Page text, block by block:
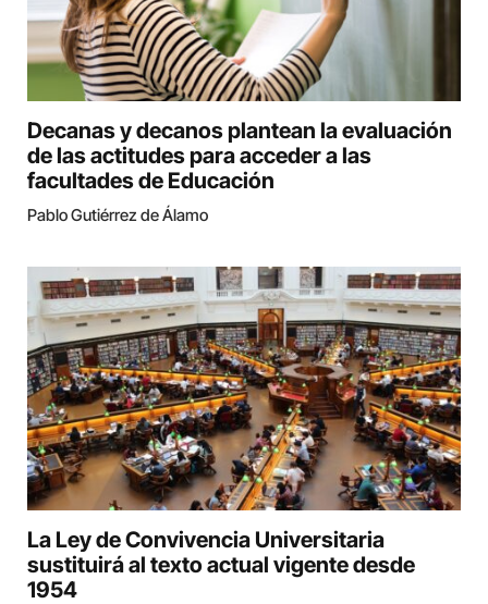
Decanas y decanos plantean la evaluación
de las actitudes para acceder a las
facultades de Educación
Pablo Gutiérrez de Álamo
La Ley de Convivencia Universitaria
sustituirá al texto actual vigente desde
1954